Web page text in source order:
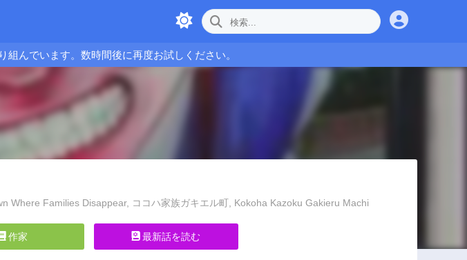
んでいます。数時間後に再度お試しください。
Where Families Disappear, ココハ家族ガキエル町, Kokoha Kazoku Gakieru Machi
作家 最新話を読む